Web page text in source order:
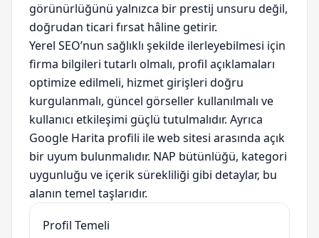
görünürlüğünü yalnızca bir prestij unsuru değil,
doğrudan ticari fırsat hâline getirir.
Yerel SEO’nun sağlıklı şekilde ilerleyebilmesi için
firma bilgileri tutarlı olmalı, profil açıklamaları
optimize edilmeli, hizmet girişleri doğru
kurgulanmalı, güncel görseller kullanılmalı ve
kullanıcı etkileşimi güçlü tutulmalıdır. Ayrıca
Google Harita profili ile web sitesi arasında açık
bir uyum bulunmalıdır. NAP bütünlüğü, kategori
uygunluğu ve içerik sürekliliği gibi detaylar, bu
alanın temel taşlarıdır.
Profil Temeli